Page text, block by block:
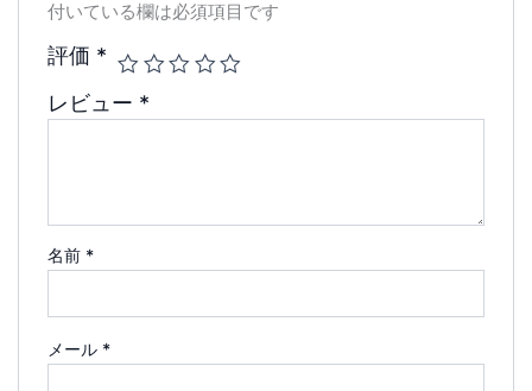
付いている欄は必須項目です
評価 *
レビュー *
名前 *
メール *